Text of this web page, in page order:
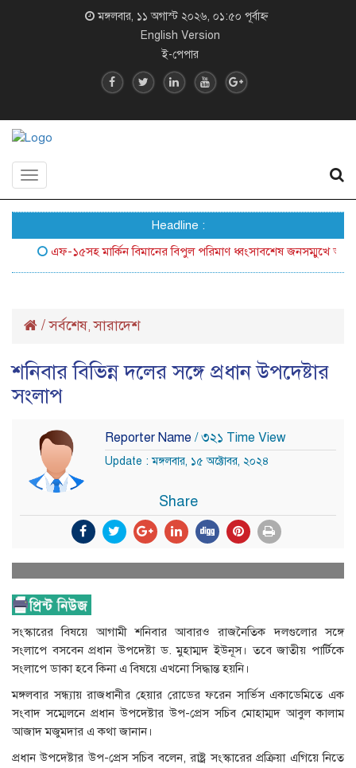
মঙ্গলবার, ১১ অগাস্ট ২০২৬, ০১:৫০ পূর্বাহ্ন
English Version
ই-পেপার
Toggle
Headline :
এফ-১৫সহ মার্কিন বিমানের বিপুল পরিমাণ ধ্বংসাবশেষ জনসম্মুখে আনল ইরান
/সর্বশেষ,সারাদেশ
শনিবার বিভিন্ন দলের সঙ্গে প্রধান উপদেষ্টার
সংলাপ
Reporter Name / ৩২১ Time View
Update : মঙ্গলবার, ১৫ অক্টোবর, ২০২৪
Share
সংস্কারের বিষয়ে আগামী শনিবার আবারও রাজনৈতিক দলগুলোর সঙ্গে
সংলাপে বসবেন প্রধান উপদেষ্টা ড. মুহাম্মদ ইউনূস। তবে জাতীয় পার্টিকে
সংলাপে ডাকা হবে কিনা এ বিষয়ে এখনো সিদ্ধান্ত হয়নি।
মঙ্গলবার সন্ধ্যায় রাজধানীর হেয়ার রোডের ফরেন সার্ভিস একাডেমিতে এক
সংবাদ সম্মেলনে প্রধান উপদেষ্টার উপ-প্রেস সচিব মোহাম্মদ আবুল কালাম
আজাদ মজুমদার এ কথা জানান।
প্রধান উপদেষ্টার উপ-প্রেস সচিব বলেন, রাষ্ট্র সংস্কারের প্রক্রিয়া এগিয়ে নিতে